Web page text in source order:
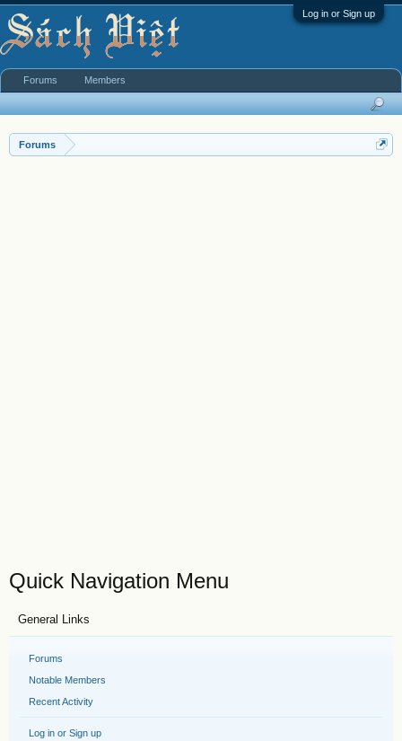
Log in or Sign up
Forums
Quick Navigation Menu
General Links
Forums
Notable Members
Recent Activity
Log in or Sign up
Forums Members